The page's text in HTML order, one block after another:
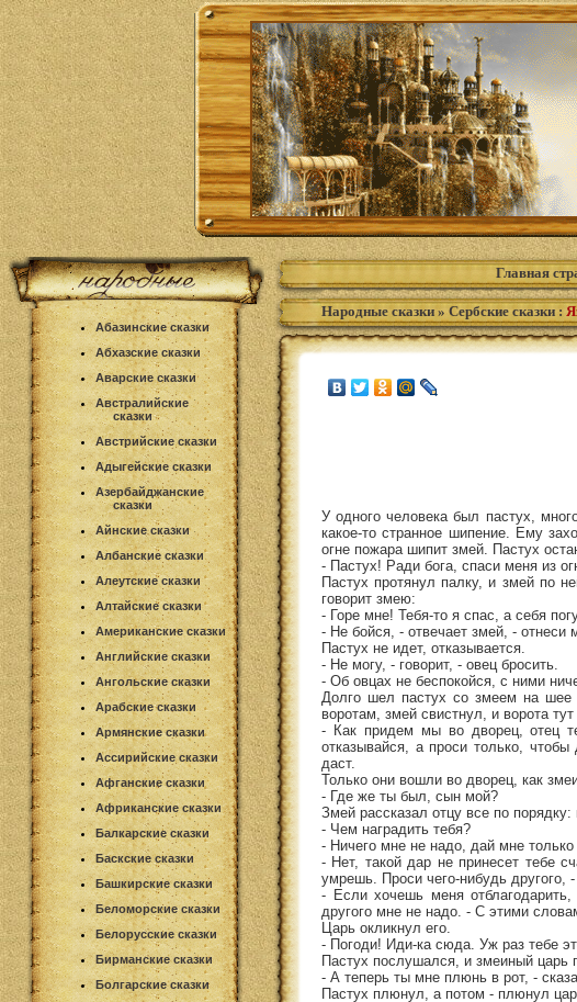
Абазинские сказки
Абхазские сказки
Аварские сказки
Австралийские
сказки
Австрийские сказки
Адыгейские сказки
Азербайджанские
сказки
Айнские сказки
Албанские сказки
Алеутские сказки
Алтайские сказки
Американские сказки
Английские сказки
Ангольские сказки
Арабские сказки
Армянские сказки
Ассирийские сказки
Афганские сказки
Африканские сказки
Балкарские сказки
Баскские сказки
Башкирские сказки
Беломорские сказки
Белорусские сказки
Бирманские сказки
Болгарские сказки
Главная
Народные сказки » Сербские сказки :
У одного человека был пастух,
какое-то странное шипение. Ему
огне пожара шипит змей. Пастух
- Пастух! Ради бога, спаси меня из
Пастух протянул палку, и змей по
говорит змею:
- Горе мне! Тебя-то я спас, а себя
- Не бойся, - отвечает змей, - отнеси
Пастух не идет, отказывается.
- Не могу, - говорит, - овец бросить.
- Об овцах не беспокойся, с ними
Долго шел пастух со змеем на шее
воротам, змей свистнул, и ворота
- Как придем мы во дворец, отец
отказывайся, а проси только,
даст.
Только они вошли во дворец, как
- Где же ты был, сын мой?
Змей рассказал отцу все по
- Чем наградить тебя?
- Ничего мне не надо, дай мне только
- Нет, такой дар не принесет тебе
умрешь. Проси чего-нибудь другого,
- Если хочешь меня
другого мне не надо. - С этими
Царь окликнул его.
- Погоди! Иди-ка сюда. Уж раз тебе
Пастух послушался, и змеиный царь
- А теперь ты мне плюнь в рот, -
Пастух плюнул, а потом - плюнул